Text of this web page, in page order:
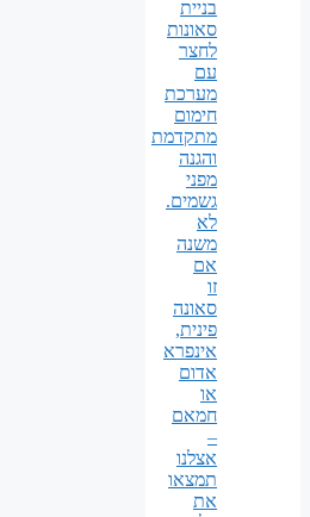
בניית
סאונות
לחצר
עם
מערכת
חימום
מתקדמת
והגנה
מפני
גשמים.
לא
משנה
אם
זו
סאונה
פינית,
אינפרא
אדום
או
חמאם
–
אצלנו
תמצאו
את